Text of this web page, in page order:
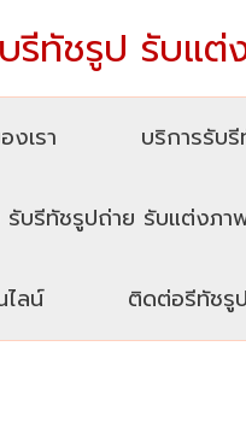
รีทัชรูป รับแ
เรา บริการรับ
บรีทัชรูปถ่าย รับแต่งภา
ลน์ ติดต่อรีทัชรู